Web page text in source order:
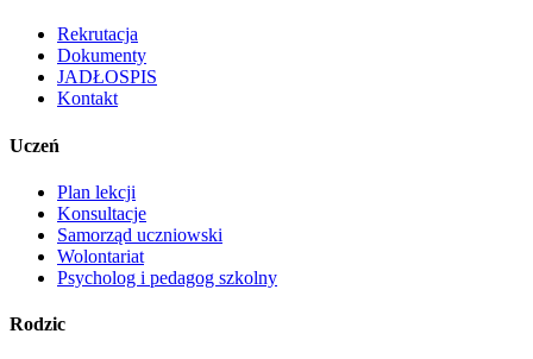
Rekrutacja
Dokumenty
JADŁOSPIS
Kontakt
Uczeń
Plan lekcji
Konsultacje
Samorząd uczniowski
Wolontariat
Psycholog i pedagog szkolny
Rodzic